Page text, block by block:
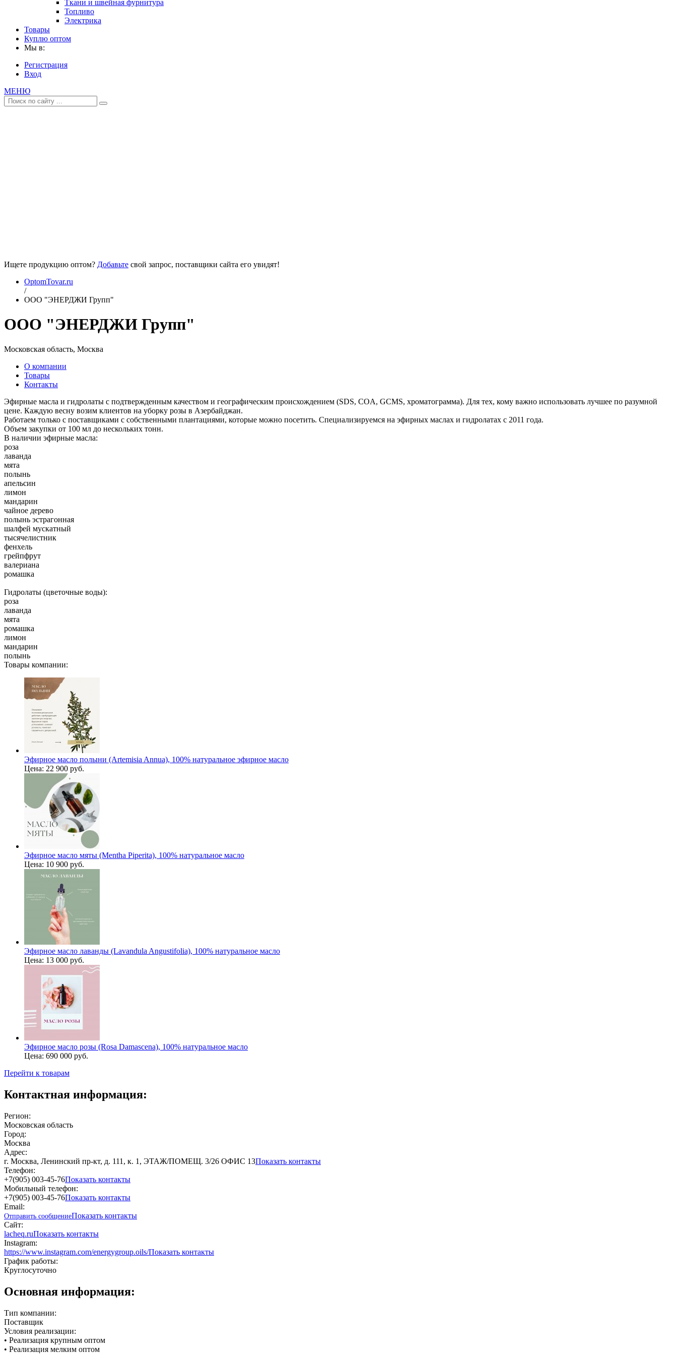
Ткани и швейная фурнитура
Топливо
Электрика
Товары
Куплю оптом
Мы в:
Регистрация
Вход
МЕНЮ
Ищете продукцию оптом? Добавьте свой запрос, поставщики сайта его увидят!
OptomTovar.ru
/
ООО "ЭНЕРДЖИ Групп"
ООО "ЭНЕРДЖИ Групп"
Московская область, Москва
О компании
Товары
Контакты
Эфирные масла и гидролаты с подтвержденным качеством и географическим происхождением (SDS, COA, GCMS, хроматограмма). Для тех, кому важно использовать лучшее по разумной
цене. Каждую весну возим клиентов на уборку розы в Азербайджан.
Работаем только с поставщиками с собственными плантациями, которые можно посетить. Специализируемся на эфирных маслах и гидролатах с 2011 года.
Объем закупки от 100 мл до нескольких тонн.
В наличии эфирные масла:
роза
лаванда
мята
полынь
апельсин
лимон
мандарин
чайное дерево
полынь эстрагонная
шалфей мускатный
тысячелистник
фенхель
грейпфрут
валериана
ромашка
Гидролаты (цветочные воды):
роза
лаванда
мята
ромашка
лимон
мандарин
полынь
Товары компании:
Эфирное масло полыни (Artemisia Annua), 100% натуральное эфирное масло
Цена: 22 900 руб.
Эфирное масло мяты (Mentha Piperita), 100% натуральное масло
Цена: 10 900 руб.
Эфирное масло лаванды (Lavandula Angustifolia), 100% натуральное масло
Цена: 13 000 руб.
Эфирное масло розы (Rosa Damascena), 100% натуральное масло
Цена: 690 000 руб.
Перейти к товарам
Контактная информация:
Регион:
Московская область
Город:
Москва
Адрес:
г. Москва, Ленинский пр-кт, д. 111, к. 1, ЭТАЖ/ПОМЕЩ. 3/26 ОФИС 13Показать контакты
Телефон:
+7(905) 003-45-76Показать контакты
Мобильный телефон:
+7(905) 003-45-76Показать контакты
Email:
Отправить сообщениеПоказать контакты
Сайт:
lacheq.ruПоказать контакты
Instagram:
https://www.instagram.com/energygroup.oils/Показать контакты
График работы:
Круглосуточно
Основная информация:
Тип компании:
Поставщик
Условия реализации:
• Реализация крупным оптом
• Реализация мелким оптом